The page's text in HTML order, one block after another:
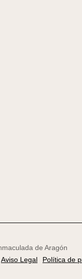
de Aragón
Aviso Legal Política de